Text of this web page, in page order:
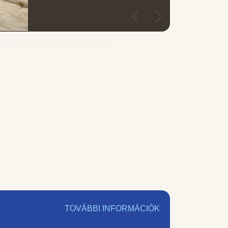
TOVÁBBI INFORMÁCIÓK